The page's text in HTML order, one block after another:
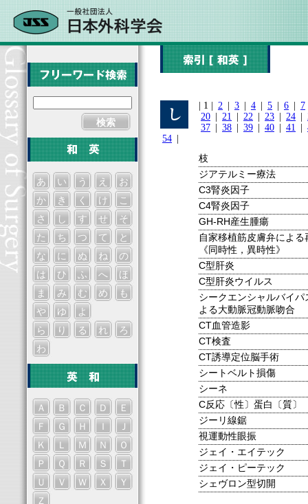
検索
あ い う え
お
か
き く け
こ
さ
し す せ
そ
た
ち つ て
と
な
に ぬ ね
の
は
ひ ふ へ
ほ
ま
み む め
も
や
ゆ
よ
ら
り る れ
ろ
わ
Ａ Ｂ Ｃ Ｄ
Ｅ
Ｆ
Ｇ Ｈ
Ｊ
Ｋ
Ｌ Ｍ Ｎ
Ｏ
Ｐ
Ｑ Ｒ Ｓ
Ｔ
Ｕ
Ｖ Ｗ Ｘ
Ｙ
Ｚ
| 1 | 2 3 4 5 6 7
20
21 22 23 24
37
38 39 40 41
54
枝
ジアテルミー療法
C3腎炎因子
C4腎炎因子
GH-RH産生腫瘍
自家移植筋皮膚弁による
《同時性，異時性》
C型肝炎
C型肝炎ウイルス
シークエンシャルバイパ
よる大動脈冠動脈吻合
CT血管造影
CT検査
CT誘導定位脳手術
シートベルト損傷
シーネ
C反応〔性〕蛋白〔質〕
ジーリ線鋸
視運動性眼振
ジェイ・エイテック
ジェイ・ピーテック
シェヴロン型切開